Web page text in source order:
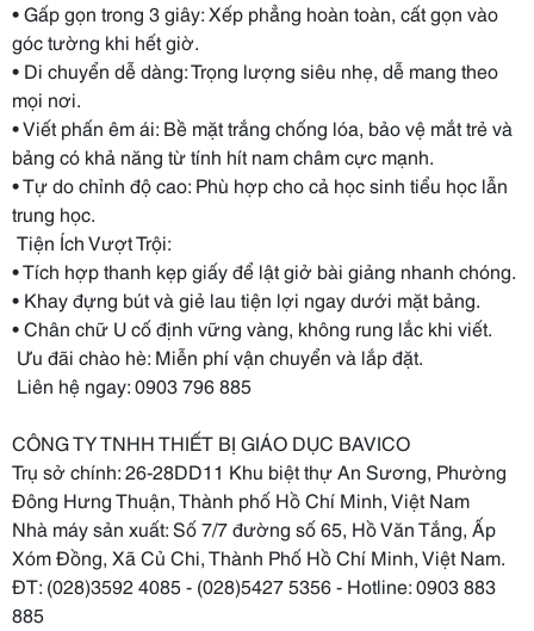
•Gấp gọn trong 3 giây: Xếp phẳng hoàn toàn, cất gọn vào
góc tường khi hết giờ.
• Di chuyển dễ dàng: Trọng lượng siêu nhẹ, dễ mang theo
mọi nơi.
•Viết phấn êm ái: Bề mặt trắng chống lóa, bảo vệ mắt trẻ và
bảng có khả năng từ tính hít nam châm cực mạnh.
• Tự do chỉnh độ cao: Phù hợp cho cả học sinh tiểu học lẫn
trung học.
Tiện Ích Vượt Trội:
• Tích hợp thanh kẹp giấy để lật giở bài giảng nhanh chóng.
• Khay đựng bút và giẻ lau tiện lợi ngay dưới mặt bảng.
• Chân chữ U cố định vững vàng, không rung lắc khi viết.
Ưu đãi chào hè: Miễn phí vận chuyển và lắp đặt.
Liên hệ ngay: 0903 796 885
CÔNG TY TNHH THIẾT BỊ GIÁO DỤC BAVICO
Trụ sở chính: 26-28DD11 Khu biệt thự An Sương, Phường
Đông Hưng Thuận, Thành phố Hồ Chí Minh, Việt Nam
Nhà máy sản xuất: Số 7/7 đường số 65, Hồ Văn Tắng, Ấp
Xóm Đồng, Xã Củ Chi, Thành Phố Hồ Chí Minh, Việt Nam.
ĐT: (028)3592 4085 - (028)5427 5356 - Hotline: 0903 883
885